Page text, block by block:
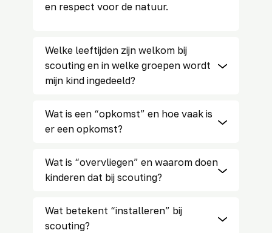
en respect voor de natuur.
Welke leeftijden zijn welkom bij
scouting en in welke groepen wordt
mijn kind ingedeeld?
Wat is een “opkomst” en hoe vaak is
er een opkomst?
Wat is “overvliegen” en waarom doen
kinderen dat bij scouting?
Wat betekent “installeren” bij
scouting?